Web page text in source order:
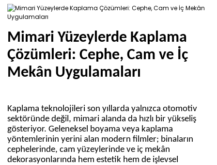
Mimari Yüzeylerde Kaplama
Çözümleri: Cephe, Cam ve İç
Mekân Uygulamaları
Kaplama teknolojileri son yıllarda yalnızca otomotiv
sektöründe değil, mimari alanda da hızlı bir yükseliş
gösteriyor. Geleneksel boyama veya kaplama
yöntemlerinin yerini alan modern filmler; binaların
cephelerinde, cam yüzeylerinde ve iç mekân
dekorasyonlarında hem estetik hem de işlevsel